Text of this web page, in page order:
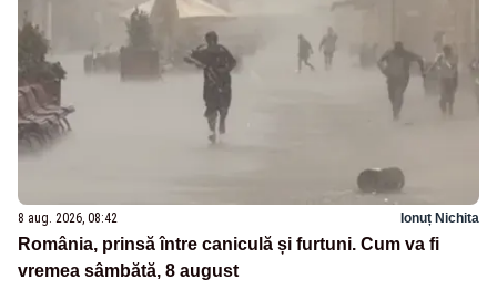
8 aug. 2026, 08:42 Ionuț Nichita
România, prinsă între caniculă și furtuni. Cum va fi
vremea sâmbătă, 8 august